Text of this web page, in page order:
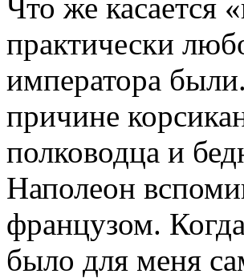
Что же касается
практически
императора
причине
полководца и
Наполеон
французом.
было для меня